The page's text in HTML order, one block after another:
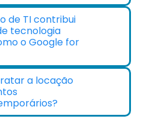
de TI contribui
tecnologia
o Google for
a locação